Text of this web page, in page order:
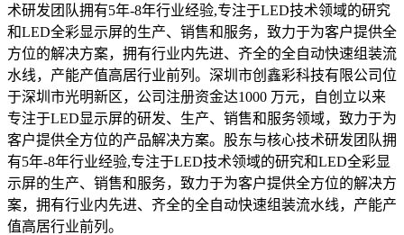
术研发团队拥有5年-8年行业经验,专注于LED技术领域的研究
和LED全彩显示屏的生产、销售和服务，致力于为客户提供全
方位的解决方案，拥有行业内先进、齐全的全自动快速组装流
水线，产能产值高居行业前列。深圳市创鑫彩科技有限公司位
于深圳市光明新区，公司注册资金达1000 万元，自创立以来
专注于LED显示屏的研发、生产、销售和服务领域，致力于为
客户提供全方位的产品解决方案。股东与核心技术研发团队拥
有5年-8年行业经验,专注于LED技术领域的研究和LED全彩显
示屏的生产、销售和服务，致力于为客户提供全方位的解决方
案，拥有行业内先进、齐全的全自动快速组装流水线，产能产
值高居行业前列。